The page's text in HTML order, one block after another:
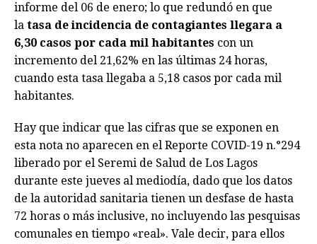
informe del 06 de enero; lo que redundó en que
la tasa de incidencia de contagiantes llegara a
6,30 casos por cada mil habitantes con un
incremento del 21,62% en las últimas 24 horas,
cuando esta tasa llegaba a 5,18 casos por cada mil
habitantes.
Hay que indicar que las cifras que se exponen en
esta nota no aparecen en el Reporte COVID-19 n.°294
liberado por el Seremi de Salud de Los Lagos
durante este jueves al mediodía, dado que los datos
de la autoridad sanitaria tienen un desfase de hasta
72 horas o más inclusive, no incluyendo las pesquisas
comunales en tiempo «real». Vale decir, para ellos